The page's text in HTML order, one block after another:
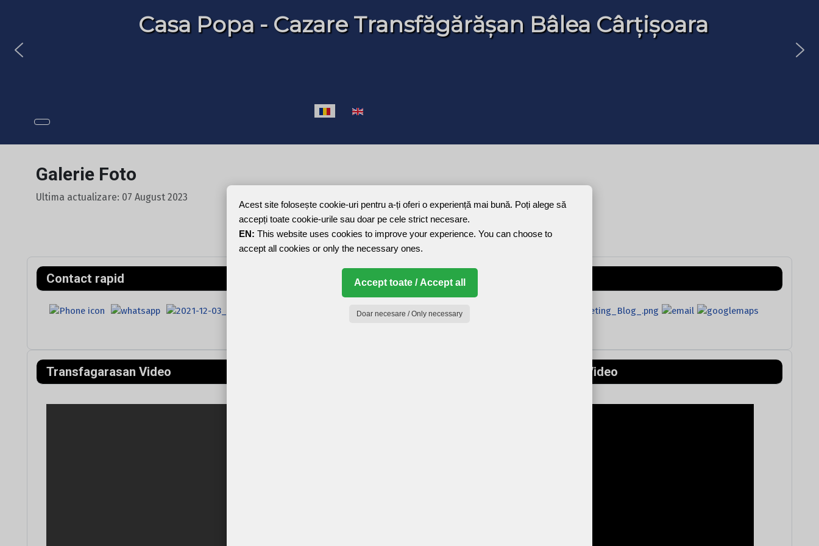
Casa Popa - Cazare Transfăgărășan Bâlea Cârțișoara
Selectați limba dvs
Galerie Foto
Ultima actualizare: 07 August 2023
Joomla Gallerymakes it better. Balbooa.com
Contact rapid
Transfagarasan Video Munții Făgăraș (Mountains) Video
Acest site folosește cookie-uri pentru a-ți oferi o experiență mai bună. Poți alege să
accepți toate cookie-urile sau doar pe cele strict necesare.
EN: This website uses cookies to improve your experience. You can choose to
accept all cookies or only the necessary ones.
Accept toate / Accept all
Doar necesare / Only necessary